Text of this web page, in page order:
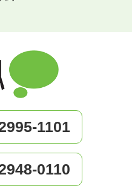
1101
0110